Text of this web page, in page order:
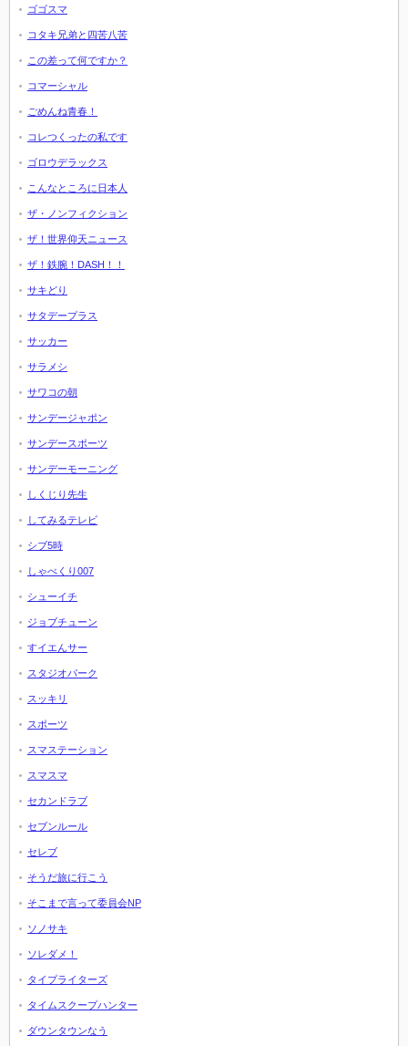
ゴゴスマ
コタキ兄弟と四苦八苦
この差って何ですか？
コマーシャル
ごめんね青春！
コレつくったの私です
ゴロウデラックス
こんなところに日本人
ザ・ノンフィクション
ザ！世界仰天ニュース
ザ！鉄腕！DASH！！
サキどり
サタデープラス
サッカー
サラメシ
サワコの朝
サンデージャポン
サンデースポーツ
サンデーモーニング
しくじり先生
してみるテレビ
シブ5時
しゃべくり007
シューイチ
ジョブチューン
すイエんサー
スタジオパーク
スッキリ
スポーツ
スマステーション
スマスマ
セカンドラブ
セブンルール
セレブ
そうだ旅に行こう
そこまで言って委員会NP
ソノサキ
ソレダメ！
タイプライターズ
タイムスクープハンター
ダウンタウンなう